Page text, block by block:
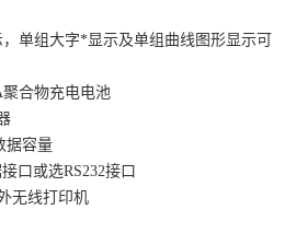
单组大字*显示及单组曲线图形显示可
聚合物充电电池
据容量
口或选RS232接口
无线打印机